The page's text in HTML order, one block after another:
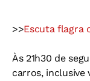
>>Escuta flagra
Às 21h30 de
carros, inclusive